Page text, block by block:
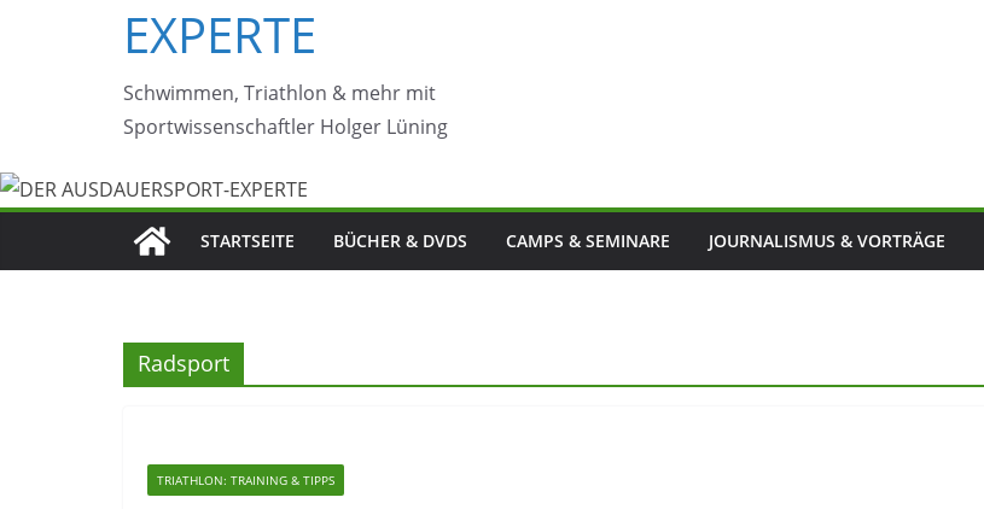
EXPERTE
Schwimmen, Triathlon & mehr mit
Sportwissenschaftler Holger Lüning
STARTSEITE BÜCHER & DVDS CAMPS & SEMINARE JOURNALISMUS & VORTRÄGE
Radsport
TRIATHLON: TRAINING & TIPPS